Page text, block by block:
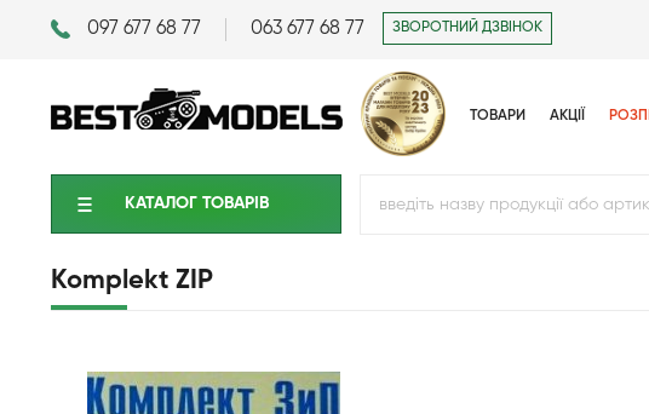
097 677 68 77 063 677 68 77 ЗВОРОТНИЙ ДЗВІНОК
ТОВАРИ АКЦІЇ
КАТАЛОГ ТОВАРIВ
Komplekt ZIP